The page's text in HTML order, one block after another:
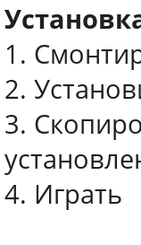
1.
2.
3.
4. Играть